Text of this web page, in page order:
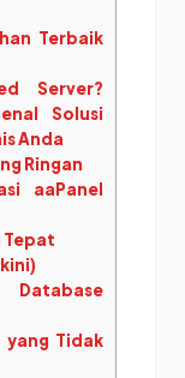
Terbaik
Server?
Solusi
Anda
Ringan
aaPanel
Tepat
yang Tidak